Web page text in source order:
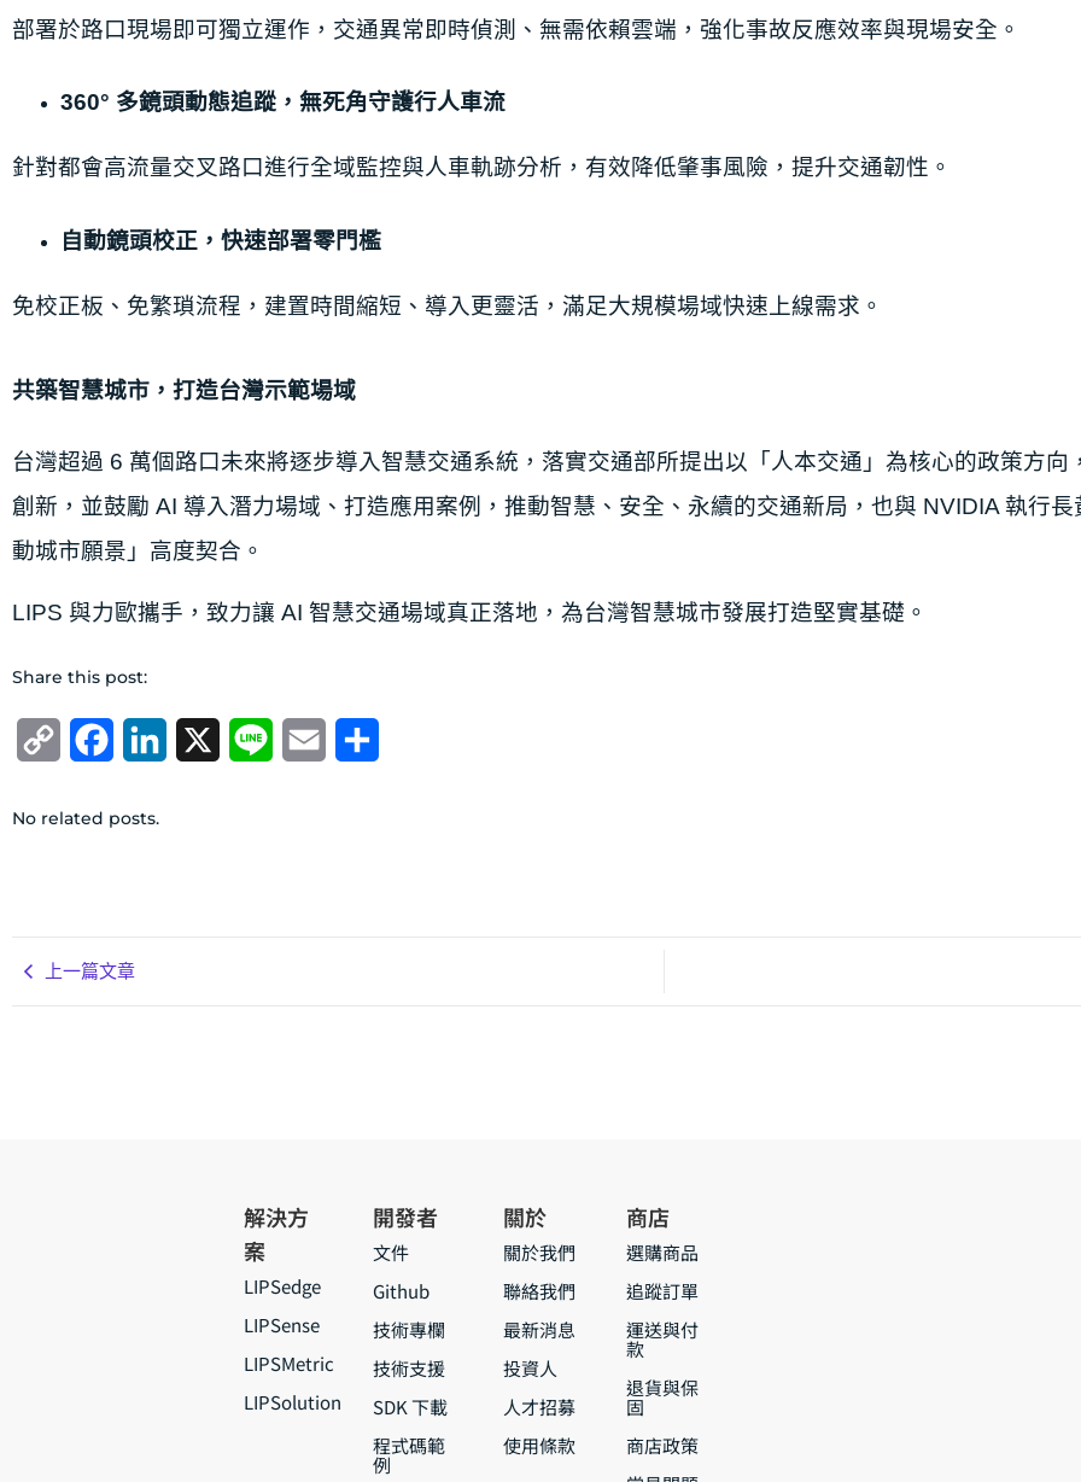
部署於路⼝現場即可獨⽴運作，交通異常即時偵測、無需依賴雲端，強化事故反應效率與現場安全。
360° 多鏡頭動態追蹤，無死⾓守護⾏⼈⾞流
針對都會⾼流量交叉路⼝進⾏全域監控與⼈⾞軌跡分析，有效降低肇事⾵險，提升交通韌性。
⾃動鏡頭校正，快速部署零⾨檻
免校正板、免繁瑣流程，建置時間縮短、導⼊更靈活，滿⾜⼤規模場域快速 上線需求。
共築智慧城市，打造台灣⽰範場域
台灣超過 6 萬個路⼝未來將逐步導⼊智慧交通系統，落實交通部所提出以「⼈本交通」為核⼼的政策⽅向
創新，並⿎勵 AI 導⼊潛⼒場域、 打造應⽤案例，推動智慧、安全、永續的交通新局，也與 NVIDIA 執⾏⻑
動城市願景」⾼度契合。
LIPS 與⼒歐攜⼿，致⼒讓 AI 智慧交通場域真正落地，為台灣智慧城市發展打造堅實基礎。
Share this post:
Copy
FacebookLinkedIn Line Email
No related posts.
上一篇文章
解決方
案
LIPSedge
LIPSense
LIPSMetric
LIPSolution
開發者
文件
Github
技術專欄
技術支援
SDK 下載
程式碼範
例
關於
關於我們
聯絡我們
最新消息
投資人
人才招募
使用條款
商店
選購商品
追蹤訂單
運送與付
款
退貨與保
固
商店政策